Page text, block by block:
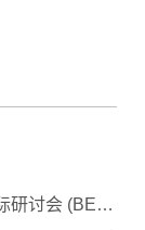
2026 第31届台湾生物技术暨生化工程国际研讨会 (BEST 2026)